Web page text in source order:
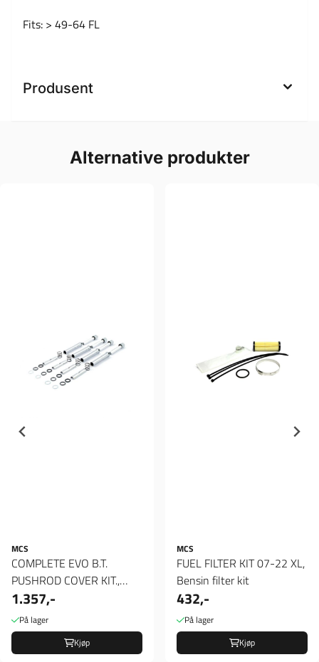
Fits: > 49-64 FL
Produsent
Alternative produkter
MCS
COMPLETE EVO B.T.
PUSHROD COVER KIT.,
cover støtstenger
1.357,-
På lager
Kjøp
MCS
FUEL FILTER KIT 07-22 XL,
Bensin filter kit
432,-
På lager
Kjøp